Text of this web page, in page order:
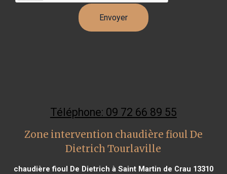
Téléphone: 09 72 66 89 55
Zone intervention chaudière fioul De
Dietrich Tourlaville
chaudière fioul De Dietrich à Saint Martin de Crau 13310